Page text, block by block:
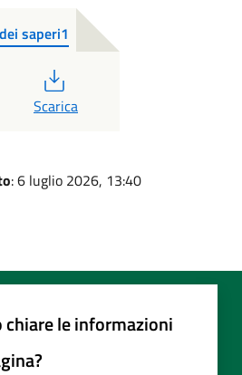
saperi1
Scarica
: 6 luglio 2026, 13:40
chiare le informazioni